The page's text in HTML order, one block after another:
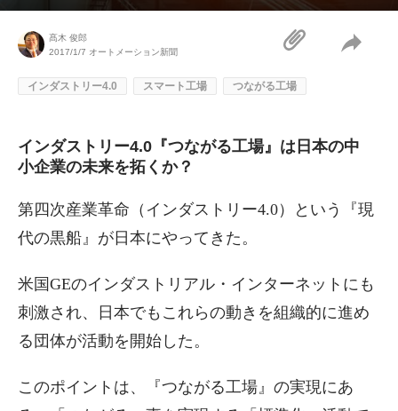
髙木 俊郎
2017/1/7 オートメーション新聞
インダストリー4.0 スマート工場 つながる工場
インダストリー4.0『つながる工場』は日本の中
小企業の未来を拓くか？
第四次産業革命（インダストリー4.0）という『現
代の黒船』が日本にやってきた。
米国GEのインダストリアル・インターネットにも
刺激され、日本でもこれらの動きを組織的に進め
る団体が活動を開始した。
このポイントは、『つながる工場』の実現にあ